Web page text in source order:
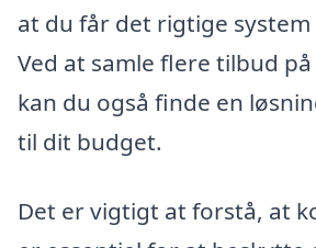
at du får det rigtige
Ved at samle flere tilbud
kan du også finde en
til dit budget.
Det er vigtigt at forstå, at